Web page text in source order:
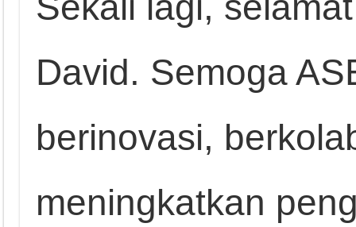
David. Semoga
berinovasi,
meningkatkan